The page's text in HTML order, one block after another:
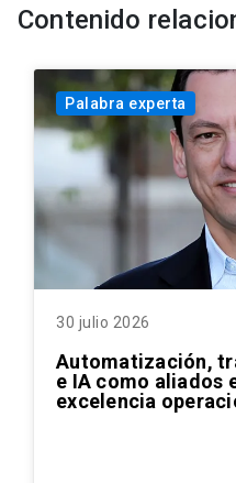
Contenido
Palabra experta
30 julio 2026
Automatización,
e IA como aliados
excelencia